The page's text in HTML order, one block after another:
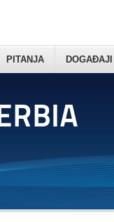
PITANJA DOGAĐAJI